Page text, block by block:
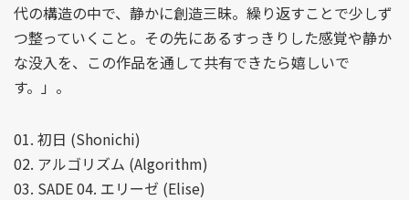
代の構造の中で、静かに創造三昧。繰り返すことで少しず
つ整っていくこと。その先にあるすっきりした感覚や静か
な没入を、この作品を通して共有できたら嬉しいで
す。」。
01. 初日 (Shonichi)
02. アルゴリズム (Algorithm)
03. SADE 04. エリーゼ (Elise)